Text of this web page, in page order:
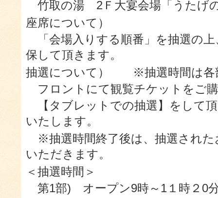
竹取の湯 2Ｆ大宴会場「うたげ
座席について）
「会場入りする順番」を抽選の
保して頂きます。
抽選について） ※抽選時間は各
フロントにて観覧チケットをご
【タブレットでの抽選】をして
いたします。
※抽選時間終了後は、抽選された
いただきます。
＜抽選時間＞
第1部) オープン9時～1１時２